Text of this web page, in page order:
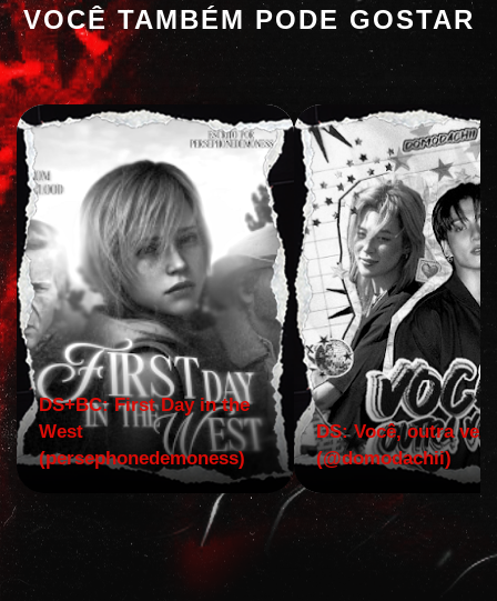
VOCÊ TAMBÉM PODE GOSTAR
DS+BC: First Day in the
West
(persephonedemoness)
DS: Você, outra vez!
(@domodachii)